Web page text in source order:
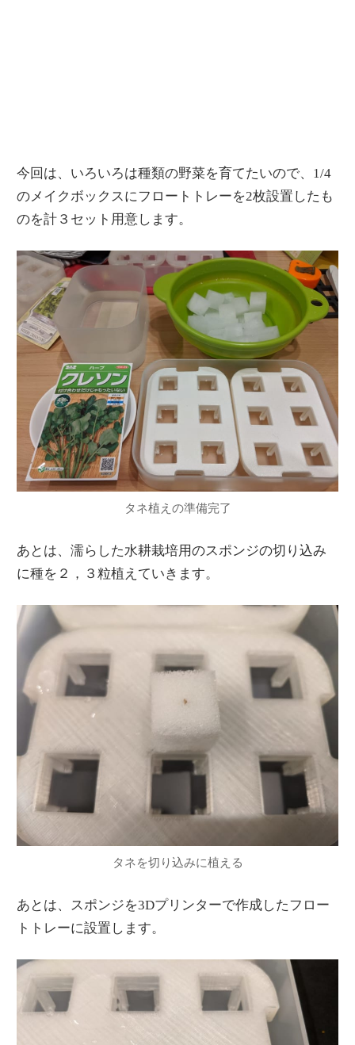
今回は、いろいろは種類の野菜を育てたいので、1/4
のメイクボックスにフロートトレーを2枚設置したも
のを計３セット用意します。
タネ植えの準備完了
あとは、濡らした水耕栽培用のスポンジの切り込み
に種を２，３粒植えていきます。
タネを切り込みに植える
あとは、スポンジを3Dプリンターで作成したフロー
トトレーに設置します。